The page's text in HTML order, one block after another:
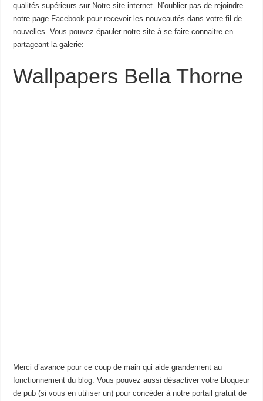
qualités supérieurs sur Notre site internet. N’oublier pas de rejoindre
notre page Facebook pour recevoir les nouveautés dans votre fil de
nouvelles. Vous pouvez épauler notre site à se faire connaitre en
partageant la galerie:
Wallpapers Bella Thorne
Merci d’avance pour ce coup de main qui aide grandement au
fonctionnement du blog. Vous pouvez aussi désactiver votre bloqueur
de pub (si vous en utiliser un) pour concéder à notre portail gratuit de